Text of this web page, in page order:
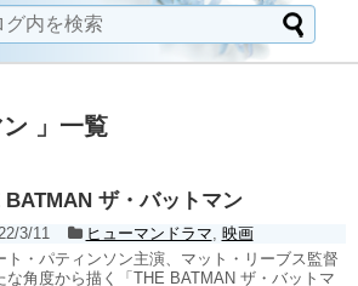
ン 」一覧
BATMAN ザ・バットマン
3/11 ヒューマンドラマ 映画
ト・パティンソン主演、マット・リーブス監督
な角度から描く「THE BATMAN ザ・バットマ